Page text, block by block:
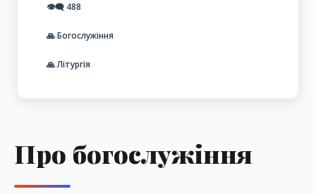
👁️‍🗨️ 488
🙏 Богослужіння
🙏 Літургія
Про богослужіння